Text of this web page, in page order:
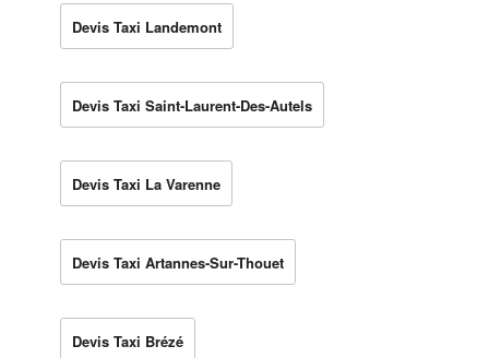
Devis Taxi Landemont
Devis Taxi Saint-Laurent-Des-Autels
Devis Taxi La Varenne
Devis Taxi Artannes-Sur-Thouet
Devis Taxi Brézé